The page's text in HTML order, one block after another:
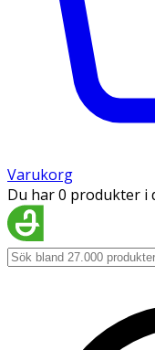
Varukorg
Du har 0 produkter i